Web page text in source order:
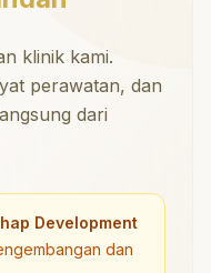
klinik kami.
perawatan, dan
dari
Development
dan